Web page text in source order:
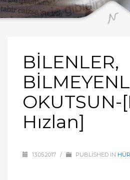
BİLENLER,
Hızlan]
13.05.2017 / PUBLISHED IN